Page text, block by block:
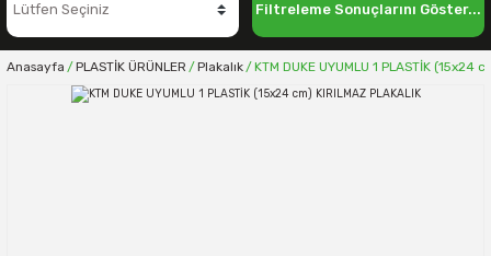
Filtreleme Sonuçlarını Göster...
Anasayfa PLASTİK ÜRÜNLER Plakalık KTM DUKE UYUMLU 1 PLASTİK (15x24